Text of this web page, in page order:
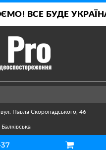
ВСЕ БУДЕ
вул. Павла Скоропадського, 46
Балківська